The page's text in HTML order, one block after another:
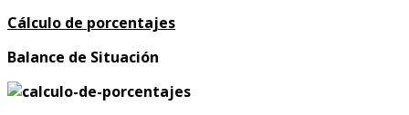
Cálculo de porcentajes
Balance de Situación